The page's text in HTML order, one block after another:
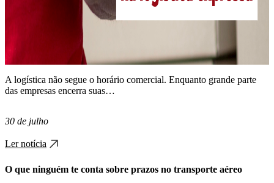
A logística não segue o horário comercial. Enquanto grande parte
das empresas encerra suas…
30 de julho
Ler notícia
O que ninguém te conta sobre prazos no transporte aéreo